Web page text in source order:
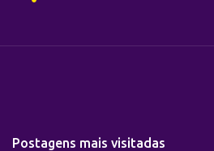
Postagens mais visitadas